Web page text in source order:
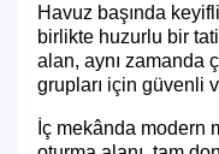
Havuz başında
birlikte huzurlu bir
alan, aynı zamanda
grupları için güvenli
İç mekânda modern